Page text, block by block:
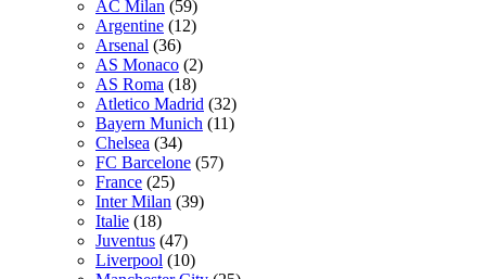
AC Milan (59)
Argentine (12)
Arsenal (36)
AS Monaco (2)
AS Roma (18)
Atletico Madrid (32)
Bayern Munich (11)
Chelsea (34)
FC Barcelone (57)
France (25)
Inter Milan (39)
Italie (18)
Juventus (47)
Liverpool (10)